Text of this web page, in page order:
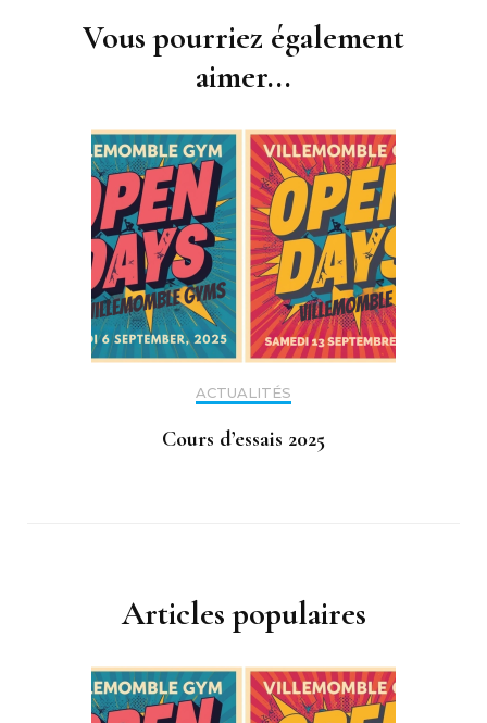
Vous pourriez également
aimer...
ACTUALITÉS
Cours d’essais 2025
Articles populaires